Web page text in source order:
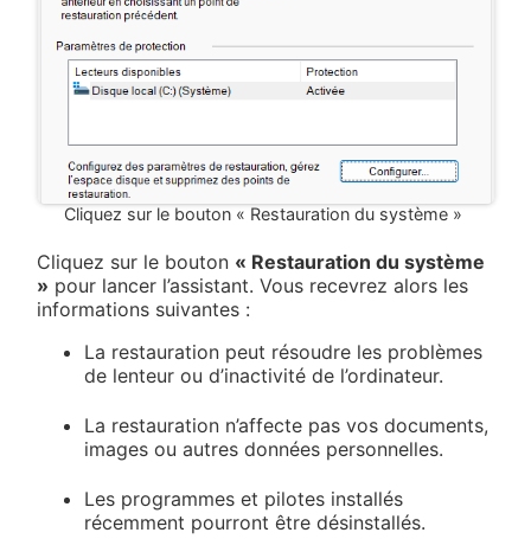
Cliquez sur le bouton « Restauration du système »
Cliquez sur le bouton « Restauration du système
» pour lancer l’assistant. Vous recevrez alors les
informations suivantes :
La restauration peut résoudre les problèmes
de lenteur ou d’inactivité de l’ordinateur.
La restauration n’affecte pas vos documents,
images ou autres données personnelles.
Les programmes et pilotes installés
récemment pourront être désinstallés.